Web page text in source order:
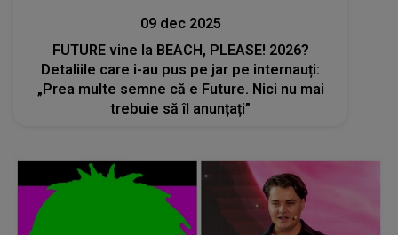
09 dec 2025
FUTURE vine la BEACH, PLEASE! 2026?
Detaliile care i-au pus pe jar pe internauți:
„Prea multe semne că e Future. Nici nu mai
trebuie să îl anunțați”